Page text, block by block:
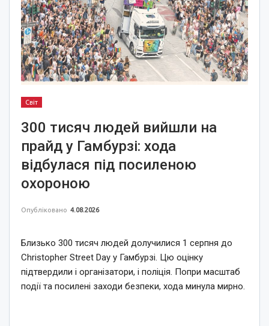
Світ
300 тисяч людей вийшли на
прайд у Гамбурзі: хода
відбулася під посиленою
охороною
Опубліковано 4.08.2026
Близько 300 тисяч людей долучилися 1 серпня до
Christopher Street Day у Гамбурзі. Цю оцінку
підтвердили і організатори, і поліція. Попри масштаб
події та посилені заходи безпеки, хода минула мирно.